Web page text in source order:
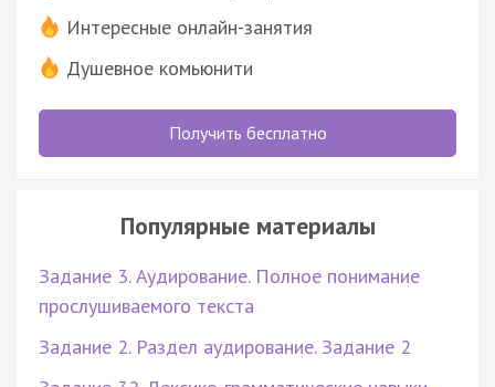
Интересные онлайн-занятия
Душевное комьюнити
Получить бесплатно
Популярные материалы
Задание 3. Аудирование. Полное понимание
прослушиваемого текста
Задание 2. Раздел аудирование. Задание 2